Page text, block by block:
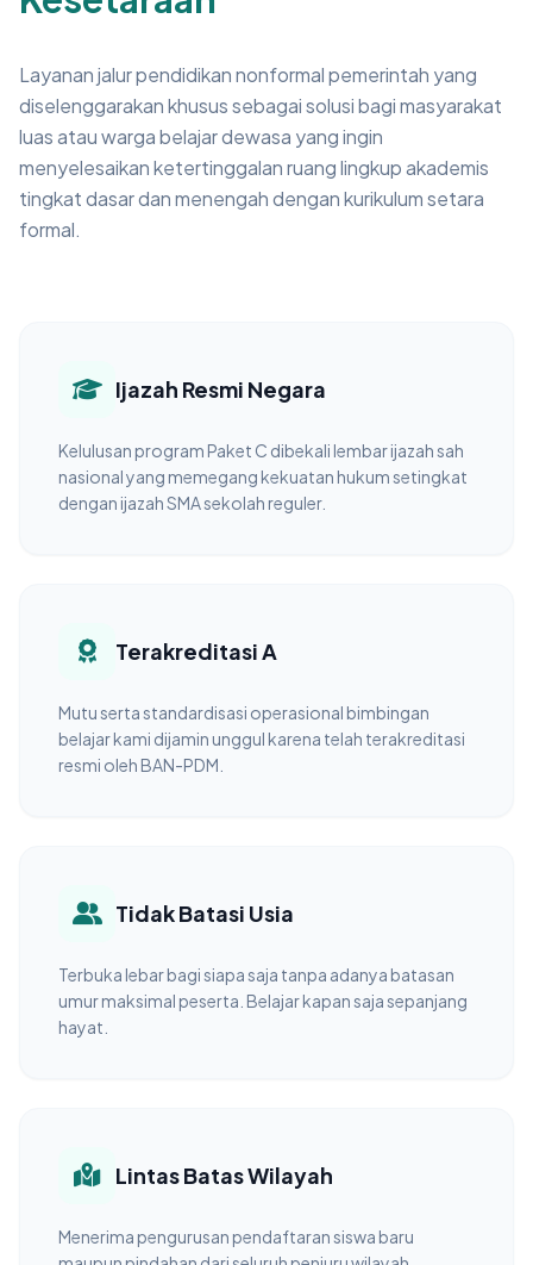
Layanan jalur pendidikan nonformal pemerintah yang
diselenggarakan khusus sebagai solusi bagi masyarakat
luas atau warga belajar dewasa yang ingin
menyelesaikan ketertinggalan ruang lingkup akademis
tingkat dasar dan menengah dengan kurikulum setara
formal.
Ijazah Resmi Negara
Kelulusan program Paket C dibekali lembar ijazah sah
nasional yang memegang kekuatan hukum setingkat
dengan ijazah SMA sekolah reguler.
Terakreditasi A
Mutu serta standardisasi operasional bimbingan
belajar kami dijamin unggul karena telah terakreditasi
resmi oleh BAN-PDM.
Tidak Batasi Usia
Terbuka lebar bagi siapa saja tanpa adanya batasan
umur maksimal peserta. Belajar kapan saja sepanjang
hayat.
Lintas Batas Wilayah
Menerima pengurusan pendaftaran siswa baru